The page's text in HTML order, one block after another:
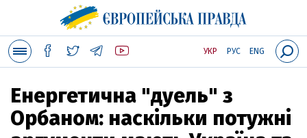
УКР РУС ENG
Енергетична "дуель" з
Орбаном: наскільки потужні